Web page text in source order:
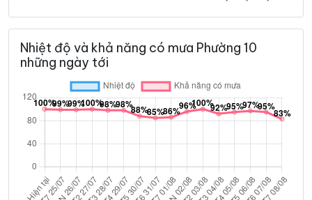
Nhiệt độ và khả năng có mưa Phường 10
những ngày tới